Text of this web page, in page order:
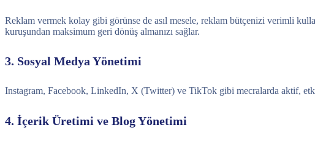
Reklam vermek kolay gibi görünse de asıl mesele, reklam bütçenizi verimli
kuruşundan maksimum geri dönüş almanızı sağlar.
3. Sosyal Medya Yönetimi
Instagram, Facebook, LinkedIn, X (Twitter) ve TikTok gibi mecralarda aktif,
4. İçerik Üretimi ve Blog Yönetimi